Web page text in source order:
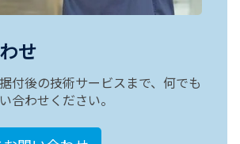
せ
付後の技術サービスまで、何でも
合わせください。